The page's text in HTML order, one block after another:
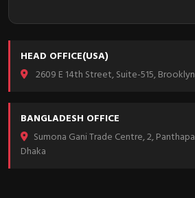
HEAD OFFICE(USA)
2609 E 14th Street, Suite-515,
BANGLADESH OFFICE
Sumona Gani Trade Centre, 2,
Dhaka